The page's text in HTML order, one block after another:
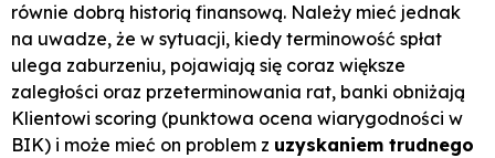
równie dobrą historią finansową. Należy mieć jednak
na uwadze, że w sytuacji, kiedy terminowość spłat
ulega zaburzeniu, pojawiają się coraz większe
zaległości oraz przeterminowania rat, banki obniżają
Klientowi scoring (punktowa ocena wiarygodności w
BIK) i może mieć on problem z uzyskaniem trudnego